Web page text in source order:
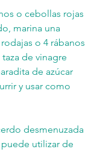
o cebollas rojas
marina una
o 4 rábanos
de vinagre
de azúcar
y usar como
desmenuzada
utilizar de